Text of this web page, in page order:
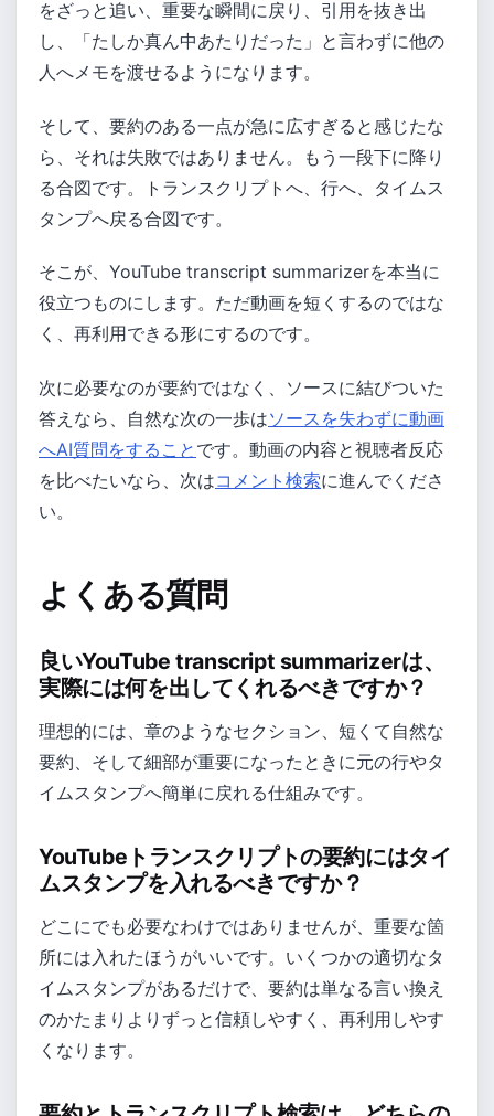
をざっと追い、重要な瞬間に戻り、引用を抜き出
し、「たしか真ん中あたりだった」と言わずに他の
人へメモを渡せるようになります。
そして、要約のある一点が急に広すぎると感じたな
ら、それは失敗ではありません。もう一段下に降り
る合図です。トランスクリプトへ、行へ、タイムス
タンプへ戻る合図です。
そこが、YouTube transcript summarizerを本当に
役立つものにします。ただ動画を短くするのではな
く、再利用できる形にするのです。
次に必要なのが要約ではなく、ソースに結びついた
答えなら、自然な次の一歩はソースを失わずに動画
へAI質問をすること です。動画の内容と視聴者反応
を比べたいなら、次はコメント検索に進んでくださ
い。
よくある質問
良いYouTube transcript summarizerは、
実際には何を出してくれるべきですか？
理想的には、章のようなセクション、短くて自然な
要約、そして細部が重要になったときに元の行やタ
イムスタンプへ簡単に戻れる仕組みです。
YouTubeトランスクリプトの要約にはタイ
ムスタンプを入れるべきですか？
どこにでも必要なわけではありませんが、重要な箇
所には入れたほうがいいです。いくつかの適切なタ
イムスタンプがあるだけで、要約は単なる言い換え
のかたまりよりずっと信頼しやすく、再利用しやす
くなります。